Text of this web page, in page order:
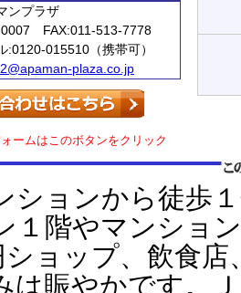
ンプラザ
FAX:011-513-7778
015510（携帯可）
plaza.co.jp
ームはこのボタンをクリック
ョンから徒歩
１階やマンショ
ショップ、飲食
は賑やかです。